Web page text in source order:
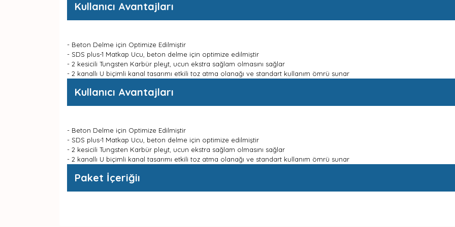
Kullanıcı Avantajları
- Beton Delme için Optimize Edilmiştir
- SDS plus-1 Matkap Ucu, beton delme için optimize edilmiştir
- 2 kesicili Tungsten Karbür pleyt, ucun ekstra sağlam olmasını sağlar
- 2 kanallı U biçimli kanal tasarımı etkili toz atma olanağı ve standart kullanım ömrü sunar
Kullanıcı Avantajları
- Beton Delme için Optimize Edilmiştir
- SDS plus-1 Matkap Ucu, beton delme için optimize edilmiştir
- 2 kesicili Tungsten Karbür pleyt, ucun ekstra sağlam olmasını sağlar
- 2 kanallı U biçimli kanal tasarımı etkili toz atma olanağı ve standart kullanım ömrü sunar
Paket İçeriğiı